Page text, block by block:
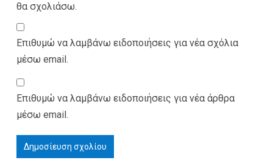
θα σχολιάσω.
Επιθυμώ να λαμβάνω ειδοποιήσεις για νέα σχόλια
μέσω email.
Επιθυμώ να λαμβάνω ειδοποιήσεις για νέα άρθρα
μέσω email.